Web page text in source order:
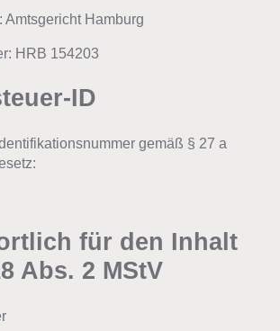
Amtsgericht Hamburg
HRB 154203
ID
gemäß § 27 a
für den Inhalt
Abs. 2 MStV